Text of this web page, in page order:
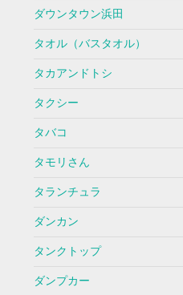
ダウンタウン浜田
タオル（バスタオル）
タカアンドトシ
タクシー
タバコ
タモリさん
タランチュラ
ダンカン
タンクトップ
ダンプカー